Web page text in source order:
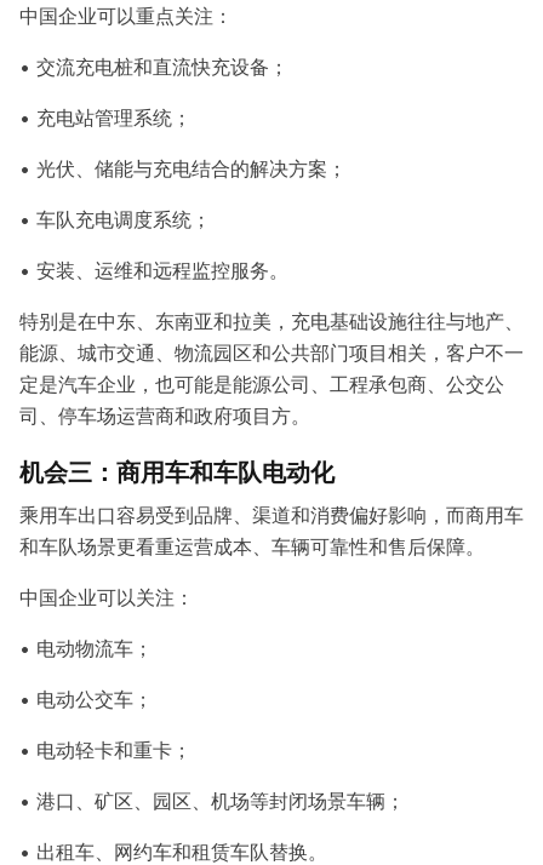
中国企业可以重点关注：
• 交流充电桩和直流快充设备；
• 充电站管理系统；
• 光伏、储能与充电结合的解决方案；
• 车队充电调度系统；
• 安装、运维和远程监控服务。
特别是在中东、东南亚和拉美，充电基础设施往往与地产、
能源、城市交通、物流园区和公共部门项目相关，客户不一
定是汽车企业，也可能是能源公司、工程承包商、公交公
司、停车场运营商和政府项目方。
机会三：商用车和车队电动化
乘用车出口容易受到品牌、渠道和消费偏好影响，而商用车
和车队场景更看重运营成本、车辆可靠性和售后保障。
中国企业可以关注：
• 电动物流车；
• 电动公交车；
• 电动轻卡和重卡；
• 港口、矿区、园区、机场等封闭场景车辆；
• 出租车、网约车和租赁车队替换。